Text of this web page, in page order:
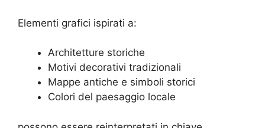
Elementi grafici ispirati a:
Architetture storiche
Motivi decorativi tradizionali
Mappe antiche e simboli storici
Colori del paesaggio locale